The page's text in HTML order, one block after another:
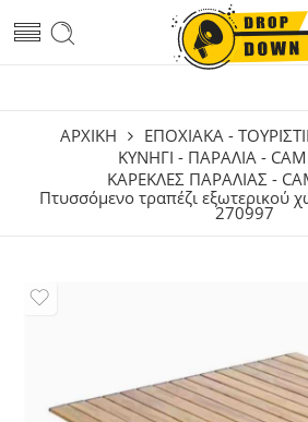
ΑΡΧΙΚΗ
ΕΠΟΧΙΑΚΑ -
ΚΥΝΉΓΙ - ΠΑΡΑΛΊΑ -
ΚΑΡΈΚΛΕΣ ΠΑΡΑΛΊΑΣ -
Πτυσσόμενο τραπέζι εξωτερικού
270997